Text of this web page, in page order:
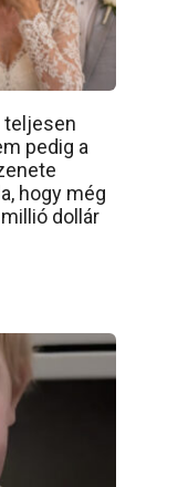
teljesen
pedig a
hogy még
dollár